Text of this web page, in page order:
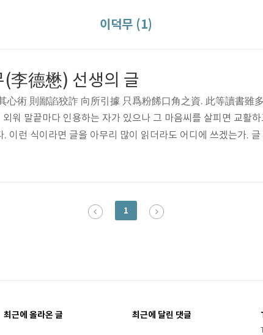
이덕무 (1)
李德懋) 선생의 글
心術 則鄙諂狡詐 向所引據 只爲粉餙口角之資. 此等讀書雖
워 말끝마다 인용하는 자가 있으나 그 마음씨를 살피면 교활
이런 식이라면 글을 아무리 많이 읽더라도 어디에 쓰겠는가.
다. - 출전, 아정(雅亭) 이덕무(李德懋, 1741-1793)의 『청장
1
최근에 올라온 글 최근에 달린 댓글